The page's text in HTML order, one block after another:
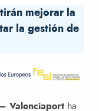
mejorar la
la gestión de
Valenciaport ha